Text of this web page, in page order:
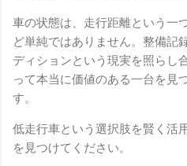
車の状態は、走行距離という一
ど単純ではありません。整備記
ディションという現実を照らし
って本当に価値のある一台を見
す。
低走行車という選択肢を賢く活
を見つけてください。